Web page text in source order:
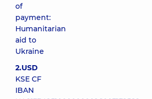
of
payment:
Humanitarian
aid to
Ukraine
2.USD
KSE CF
IBAN